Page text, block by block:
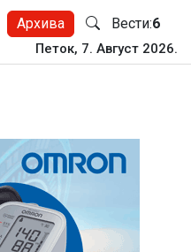
Архива Вести:6
Петок, 7. Август 2026.